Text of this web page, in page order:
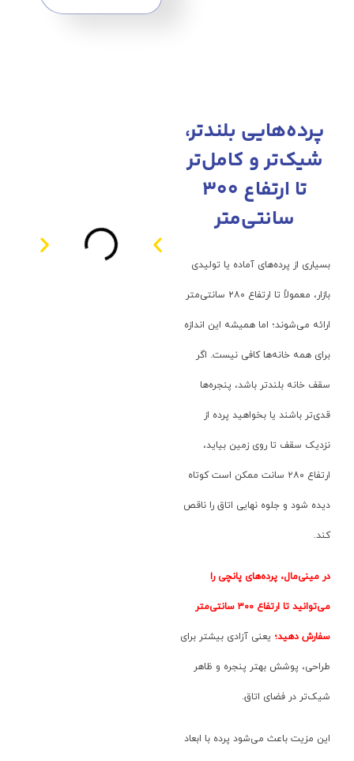
پرده‌هایی بلندتر،
شیک‌تر و کامل‌تر
تا ارتفاع ۳۰۰
سانتی‌متر
بسیاری از پرده‌های آماده یا تولیدی
بازار، معمولاً تا ارتفاع ۲۸۰ سانتی‌متر
ارائه می‌شوند؛ اما همیشه این اندازه
برای همه خانه‌ها کافی نیست. اگر
سقف خانه بلندتر باشد، پنجره‌ها
قدی‌تر باشند یا بخواهید پرده از
نزدیک سقف تا روی زمین بیاید،
ارتفاع ۲۸۰ سانت ممکن است کوتاه
دیده شود و جلوه نهایی اتاق را ناقص
کند.
در مینی‌مال، پرده‌های پانچی را
می‌توانید تا ارتفاع ۳۰۰ سانتی‌متر
سفارش دهید؛ یعنی آزادی بیشتر برای
طراحی، پوشش بهتر پنجره و ظاهر
شیک‌تر در فضای اتاق.
این مزیت باعث می‌شود پرده با ابعاد